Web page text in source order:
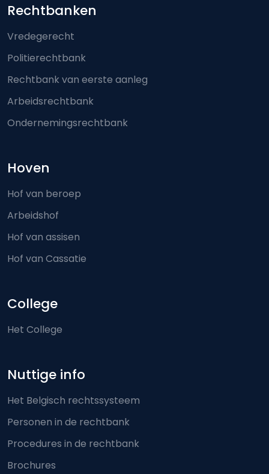
Footer-menu
Rechtbanken
Vredegerecht
Politierechtbank
Rechtbank van eerste aanleg
Arbeidsrechtbank
Ondernemingsrechtbank
Hoven
Hof van beroep
Arbeidshof
Hof van assisen
Hof van Cassatie
College
Het College
Nuttige info
Het Belgisch rechtssysteem
Personen in de rechtbank
Procedures in de rechtbank
Brochures